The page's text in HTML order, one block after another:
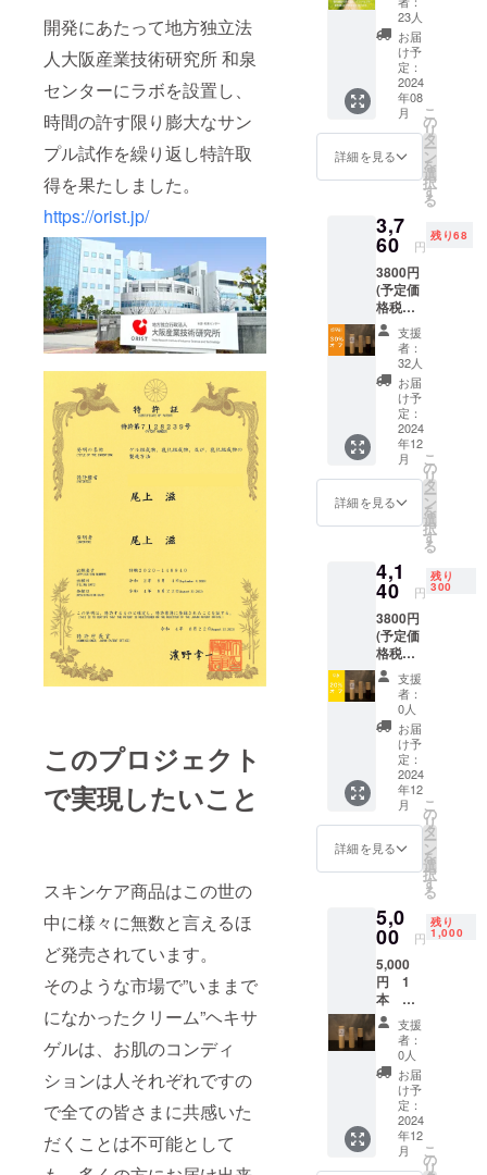
開発にあたって地方独立法
人大阪産業技術研究所 和泉
センターにラボを設置し、
時間の許す限り膨大なサン
プル試作を繰り返し特許取
得を果たしました。
https://orist.jp/
このプロジェクト
で実現したいこと
スキンケア商品はこの世の
中に様々に無数と言えるほ
ど発売されています。
そのような市場で”いままで
になかったクリーム”ヘキサ
ゲルは、お肌のコンディ
ションは人それぞれですの
で全ての皆さまに共感いた
だくことは不可能として
ろいろ
な物が
足りて
いませ
ん。一
口１０
００円
の応援
募りま
す。 ご
支援頂
金をど
のよう
な生か
したし
たの
か、感
謝の気
持ちを
込めて
ご報告
メール
させて
頂きま
す。
23人
お届
け予
定：
2024
年08
月
詳細を見る
こ
の
リ
タ
ー
ン
を
選
択
す
る
3,7
60 円
残り68
3800円
(予定価
格税抜)
の30%
オフ
1本 送
料・消
費税込
支援
者：
32人
お届
け予
定：
2024
年12
月
詳細を見る
こ
の
リ
タ
ー
ン
を
選
択
す
る
4,1
40 円
残り
300
3800円
(予定価
格税抜)
の20%
オフ
1本 送
料・消
費税込
支援
者：
0人
お届
け予
定：
2024
年12
月
詳細を見る
こ
の
リ
タ
ー
ン
を
選
択
す
る
5,0
00 円
残り
1,000
5,000
円 1
本
3,800円
(予定価
格税抜)
の送
料・消
費税込
支援
者：
0人
お届
け予
定：
2024
年12
月
こ
の
リ